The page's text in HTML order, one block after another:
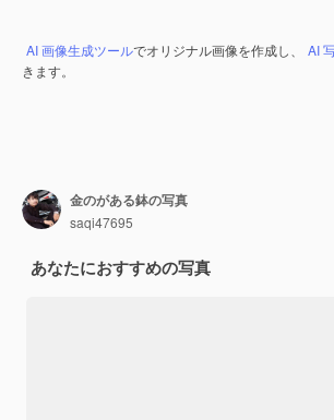
AI 画像生成ツールでオリジナル画像を作成し、 AI
きます。
金のがある鉢の写真
saqi47695
あなたにおすすめの写真